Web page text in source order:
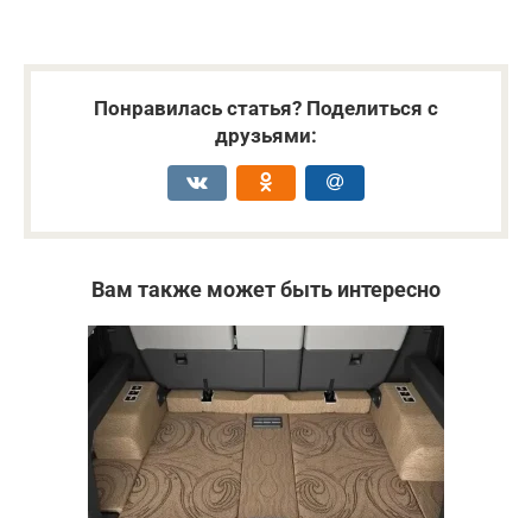
Понравилась статья? Поделиться с
друзьями:
Вам также может быть интересно